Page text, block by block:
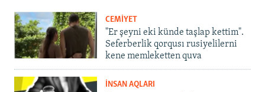
CEMİYET
"Er şeyni eki künde taşlap kettim".
Seferberlik qorqusı rusiyelilerni
kene memleketten quva
İNSAN AQLARI